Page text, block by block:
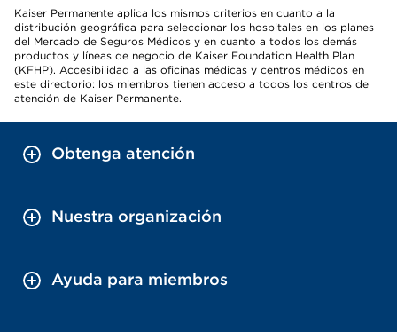
Kaiser Permanente aplica los mismos criterios en cuanto a la
distribución geográfica para seleccionar los hospitales en los planes
del Mercado de Seguros Médicos y en cuanto a todos los demás
productos y líneas de negocio de Kaiser Foundation Health Plan
(KFHP). Accesibilidad a las oficinas médicas y centros médicos en
este directorio: los miembros tienen acceso a todos los centros de
atención de Kaiser Permanente.
Obtenga atención
Nuestra organización
Ayuda para miembros